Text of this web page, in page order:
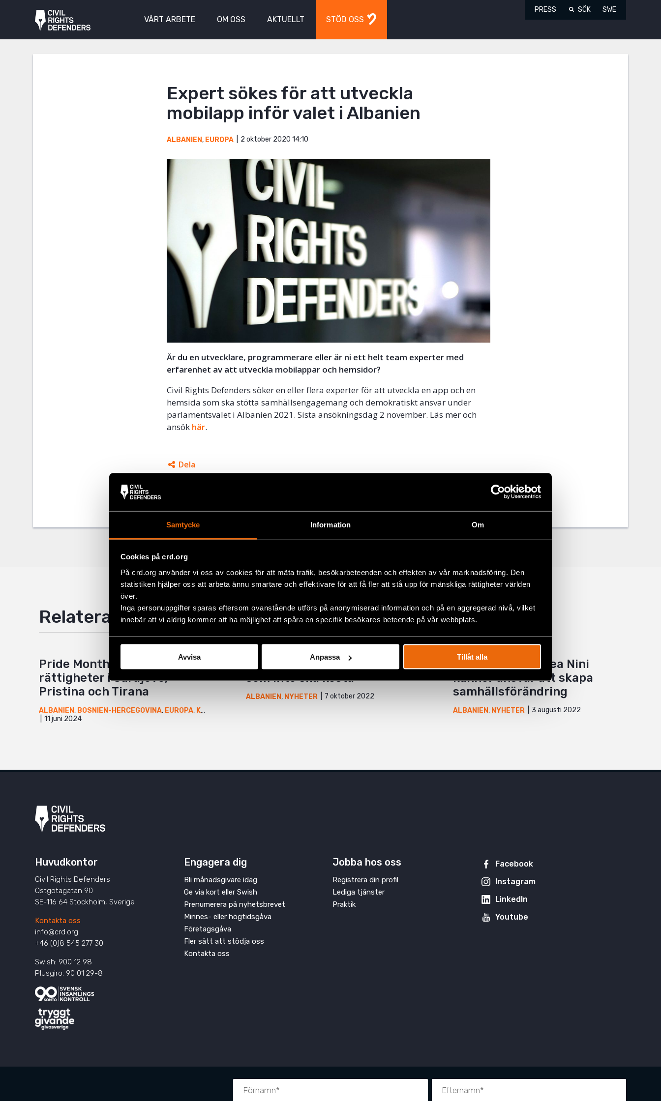
Samtycke Information Om
Cookies på crd.org
På crd.org använder vi oss av cookies för att mäta trafik, besökarbeteenden och effekten av vår marknadsföring. Den
statistiken hjälper oss att arbeta ännu smartare och effektivare för att få fler att stå upp för mänskliga rättigheter världen
över.
Inga personuppgifter sparas eftersom ovanstående utförs på anonymiserad information och på en aggregerad nivå, vilket
innebär att vi aldrig kommer att ha möjlighet att spåra en specifik besökares beteende på vår webbplats.
Avvisa Anpassa Tillåt alla
VÅRT ARBETE OM OSS AKTUELLT STÖD OSS
PRESS SÖK SWE
Expert sökes för att utveckla
mobilapp inför valet i Albanien
ALBANIEN, EUROPA 2 oktober 2020 14:10
Är du en utvecklare, programmerare eller är ni ett helt team experter med
erfarenhet av att utveckla mobilappar och hemsidor?
Civil Rights Defenders söker en eller flera experter för att utveckla en app och en
hemsida som ska stötta samhällsengagemang och demokratiskt ansvar under
parlamentsvalet i Albanien 2021. Sista ansökningsdag 2 november. Läs mer och
ansök här.
Dela
Google+
Mail
Relaterade artiklar
Pride Month: Hbtqi-
rättigheter i Sarajevo,
Pristina och Tirana
ALBANIEN, BOSNIEN-HERCEGOVINA, EUROPA, KOSOVO
11 juni 2024
”Aktivism ses som något
som inte ska kosta”
ALBANIEN , NYHETER 7 oktober 2022
Faces of Pride: Dea Nini
känner ansvar att skapa
samhällsförändring
ALBANIEN , NYHETER 3 augusti 2022
Huvudkontor
Civil Rights Defenders
Östgötagatan 90
SE-116 64 Stockholm, Sverige
Kontakta oss
info@crd.org
+46 (0)8 545 277 30
Swish: 900 12 98
Plusgiro: 90 01 29-8
Engagera dig
Bli månadsgivare idag
Ge via kort eller Swish
Prenumerera på nyhetsbrevet
Minnes- eller högtidsgåva
Företagsgåva
Fler sätt att stödja oss
Kontakta oss
Jobba hos oss
Registrera din profil
Lediga tjänster
Praktik
Facebook
Instagram
LinkedIn
Youtube